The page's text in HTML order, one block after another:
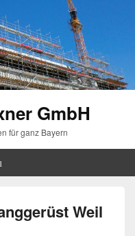
GmbH
für ganz Bayern
Weil